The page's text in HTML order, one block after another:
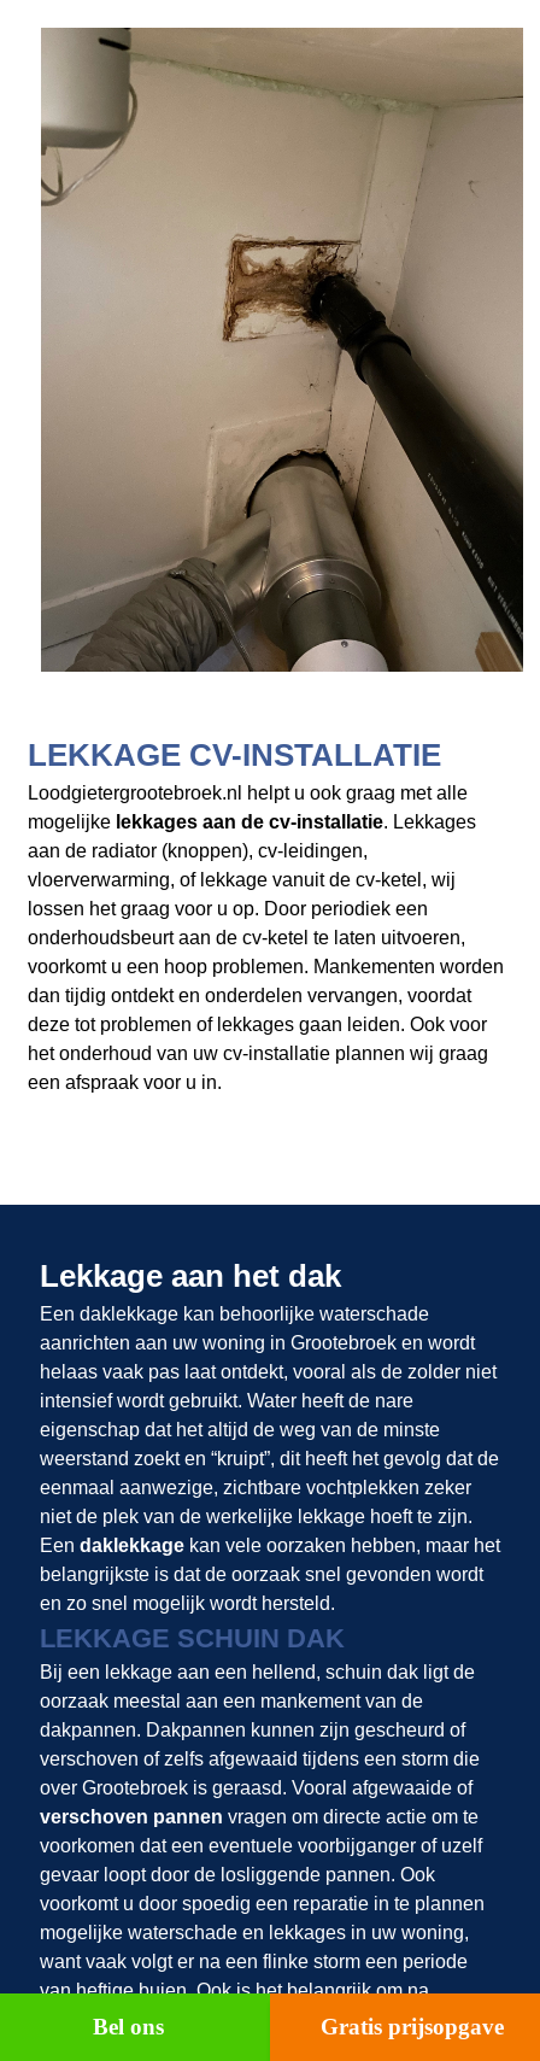
LEKKAGE CV-INSTALLATIE
Loodgietergrootebroek.nl helpt u ook graag met alle
mogelijke lekkages aan de cv-installatie. Lekkages
aan de radiator (knoppen), cv-leidingen,
vloerverwarming, of lekkage vanuit de cv-ketel, wij
lossen het graag voor u op. Door periodiek een
onderhoudsbeurt aan de cv-ketel te laten uitvoeren,
voorkomt u een hoop problemen. Mankementen worden
dan tijdig ontdekt en onderdelen vervangen, voordat
deze tot problemen of lekkages gaan leiden. Ook voor
het onderhoud van uw cv-installatie plannen wij graag
een afspraak voor u in.
Lekkage aan het dak
Een daklekkage kan behoorlijke waterschade
aanrichten aan uw woning in Grootebroek en wordt
helaas vaak pas laat ontdekt, vooral als de zolder niet
intensief wordt gebruikt. Water heeft de nare
eigenschap dat het altijd de weg van de minste
weerstand zoekt en “kruipt”, dit heeft het gevolg dat de
eenmaal aanwezige, zichtbare vochtplekken zeker
niet de plek van de werkelijke lekkage hoeft te zijn.
Een daklekkagekan vele oorzaken hebben, maar het
belangrijkste is dat de oorzaak snel gevonden wordt
en zo snel mogelijk wordt hersteld.
LEKKAGE SCHUIN DAK
Bij een lekkage aan een hellend, schuin dak ligt de
oorzaak meestal aan een mankement van de
dakpannen. Dakpannen kunnen zijn gescheurd of
verschoven of zelfs afgewaaid tijdens een storm die
over Grootebroek is geraasd. Vooral afgewaaide of
verschoven pannen vragen om directe actie om te
voorkomen dat een eventuele voorbijganger of uzelf
gevaar loopt door de losliggende pannen. Ook
voorkomt u door spoedig een reparatie in te plannen
mogelijke waterschade en lekkages in uw woning,
want vaak volgt er na een flinke storm een periode
van heftige buien. Ook is het belangrijk om na
stormschade aan de dakpannen de rest van het dak
Bel ons Gratis prijsopgave